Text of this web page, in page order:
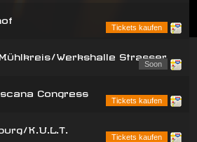
Tickets kaufen
Werkshalle Strasser
Soon
Congress
Tickets kaufen
K.U.L.T.
Tickets kaufen